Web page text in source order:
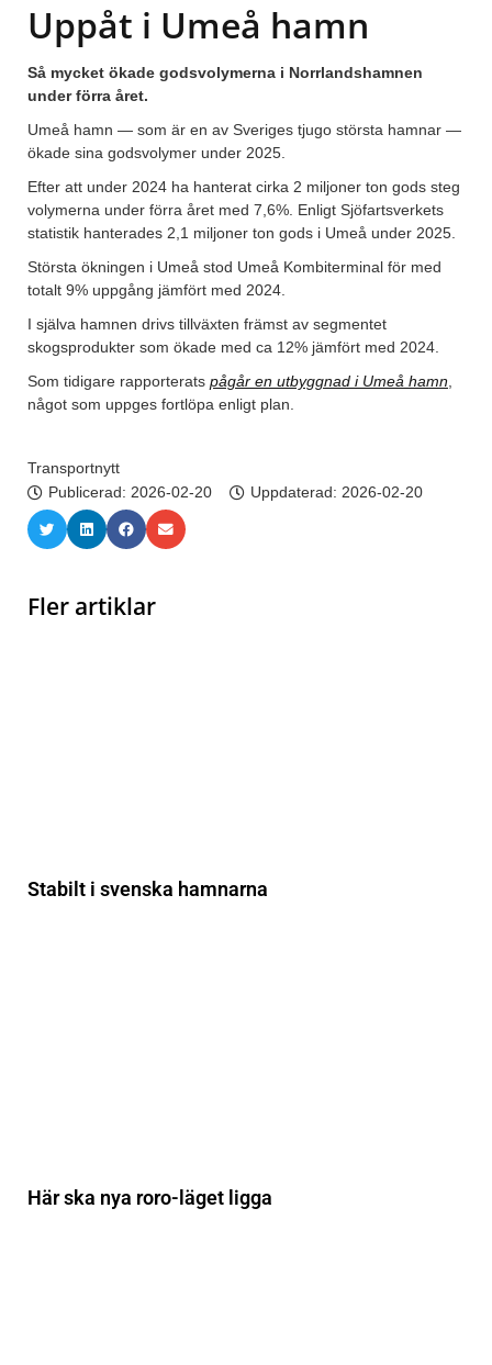
Uppåt i Umeå hamn
Så mycket ökade godsvolymerna i Norrlandshamnen
under förra året.
Umeå hamn — som är en av Sveriges tjugo största hamnar —
ökade sina godsvolymer under 2025.
Efter att under 2024 ha hanterat cirka 2 miljoner ton gods steg
volymerna under förra året med 7,6%. Enligt Sjöfartsverkets
statistik hanterades 2,1 miljoner ton gods i Umeå under 2025.
Största ökningen i Umeå stod Umeå Kombiterminal för med
totalt 9% uppgång jämfört med 2024.
I själva hamnen drivs tillväxten främst av segmentet
skogsprodukter som ökade med ca 12% jämfört med 2024.
Som tidigare rapporterats pågår en utbyggnad i Umeå hamn
något som uppges fortlöpa enligt plan.
Transportnytt
Publicerad: 2026-02-20 Uppdaterad: 2026-02-20
Fler artiklar
Stabilt i svenska hamnarna
Här ska nya roro-läget ligga